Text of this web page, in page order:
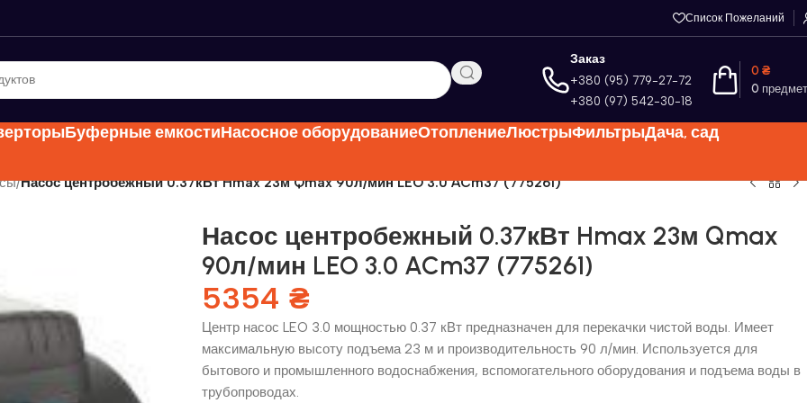
Список Пожеланий
Заказ
+380 (95) 779-27-72
+380 (97) 542-30-18
0
0 ₴
Буферные емкостиНасосное оборудованиеОтоплениеЛюстрыФильтрыДача, сад
/Насос центробежный 0.37кВт Hmax 23м Qmax 90л/мин LEO 3.0 ACm37 (775261)
Насос центробежный 0.37кВт Hmax 23м Qmax
90л/мин LEO 3.0 ACm37 (775261)
5354 ₴
Центр насос LEO 3.0 мощностью 0.37 кВт предназначен для перекачки чистой воды. Имеет
максимальную высоту подъема 23 м и производительность 90 л/мин. Используется для
бытового и промышленного водоснабжения, вспомогательного оборудования и подъема воды в
трубопроводах.